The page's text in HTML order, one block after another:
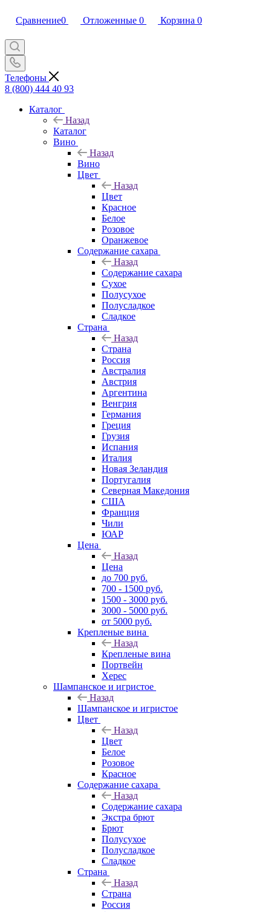
Сравнение0 Отложенные 0 Корзина 0
Телефоны
8 (800) 444 40 93
Каталог
Назад
Каталог
Вино
Назад
Вино
Цвет
Назад
Цвет
Красное
Белое
Розовое
Оранжевое
Содержание сахара
Назад
Содержание сахара
Сухое
Полусухое
Полусладкое
Сладкое
Страна
Назад
Страна
Россия
Австралия
Австрия
Аргентина
Венгрия
Германия
Греция
Грузия
Испания
Италия
Новая Зеландия
Португалия
Северная Македония
США
Франция
Чили
ЮАР
Цена
Назад
Цена
до 700 руб.
700 - 1500 руб.
1500 - 3000 руб.
3000 - 5000 руб.
от 5000 руб.
Крепленые вина
Назад
Крепленые вина
Портвейн
Херес
Шампанское и игристое
Назад
Шампанское и игристое
Цвет
Назад
Цвет
Белое
Розовое
Красное
Содержание сахара
Назад
Содержание сахара
Экстра брют
Брют
Полусухое
Полусладкое
Сладкое
Страна
Назад
Страна
Россия